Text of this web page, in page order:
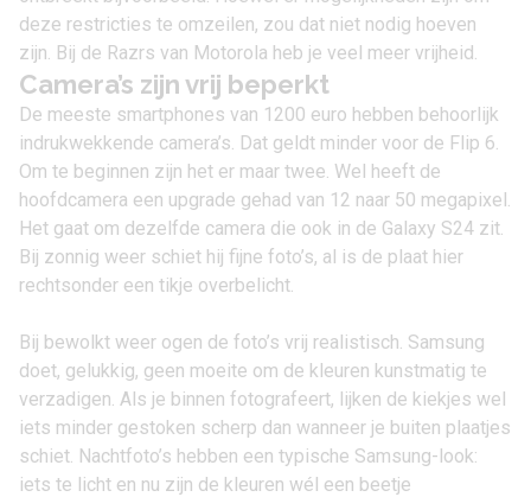
deze restricties te omzeilen, zou dat niet nodig hoeven
zijn. Bij de Razrs van Motorola heb je veel meer vrijheid.
Camera’s zijn vrij beperkt
De meeste smartphones van 1200 euro hebben behoorlijk
indrukwekkende camera’s. Dat geldt minder voor de Flip 6.
Om te beginnen zijn het er maar twee. Wel heeft de
hoofdcamera een upgrade gehad van 12 naar 50 megapixel.
Het gaat om dezelfde camera die ook in de Galaxy S24 zit.
Bij zonnig weer schiet hij fijne foto’s, al is de plaat hier
rechtsonder een tikje overbelicht.
Bij bewolkt weer ogen de foto’s vrij realistisch. Samsung
doet, gelukkig, geen moeite om de kleuren kunstmatig te
verzadigen. Als je binnen fotografeert, lijken de kiekjes wel
iets minder gestoken scherp dan wanneer je buiten plaatjes
schiet. Nachtfoto’s hebben een typische Samsung-look:
iets te licht en nu zijn de kleuren wél een beetje